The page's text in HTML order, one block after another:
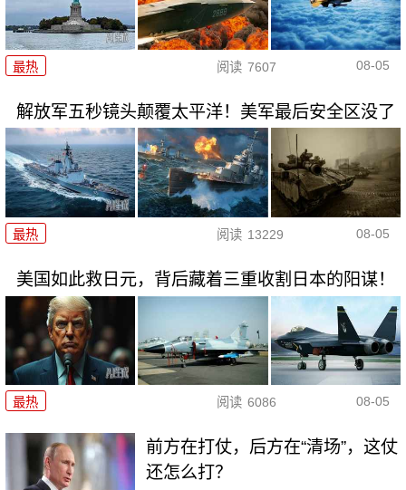
最热 阅读 7607 08-05
解放军五秒镜头颠覆太平洋！美军最后安全区没了
最热 阅读 13229 08-05
美国如此救日元，背后藏着三重收割日本的阳谋！
最热 阅读 6086 08-05
前方在打仗，后方在“清场”，这仗
还怎么打？